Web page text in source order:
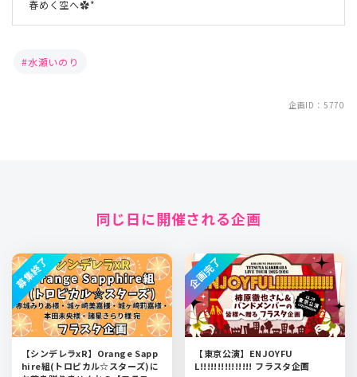
春めく空へ✿*
水瀬いのり
企画ID：5770
同じ日に開催される企画
【シンデレラxR】Orange Sapp
hire組(トロピカル☆スターズ)に
募集終了
【東京公演】ENJOYFU
L!!!!!!!!!!!!!!! フラスタ企画
企画完了